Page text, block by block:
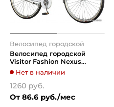
Велосипед городской
Велосипед городской
Visitor Fashion Nexus
FAS2816N (белый/черный)
Нет в наличии
1260 руб.
От 86.6 руб./мес